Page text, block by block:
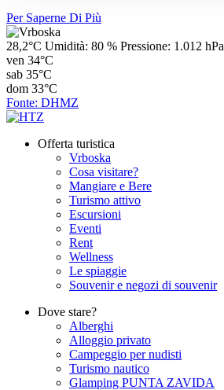
Per Saperne Di Più
28,2°C Umidità: 80 % Pressione: 1.012 hPa
ven 34°C
sab 35°C
dom 33°C
Fonte: DHMZ
Offerta turistica
Vrboska
Cosa visitare?
Mangiare e Bere
Turismo attivo
Escursioni
Eventi
Rent
Wellness
Le spiaggie
Souvenir e negozi di souvenir
Dove stare?
Alberghi
Alloggio privato
Campeggio per nudisti
Turismo nautico
Glamping PUNTA ZAVIDA